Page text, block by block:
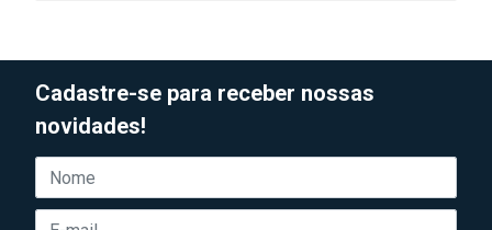
Cadastre-se para receber nossas
novidades!